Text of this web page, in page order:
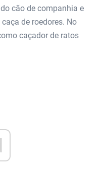
cão de companhia e
de roedores. No
caçador de ratos